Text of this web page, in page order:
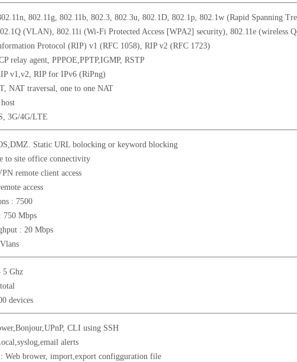
802.11g, 802.11b, 802.3, 802.3u, 802.1D, 802.1p, 802.1w (Rapid Spanning
(VLAN), 802.11i (Wi-Fi Protected Access [WPA2] security), 802.11e (wireless
Protocol (RIP) v1 (RFC 1058), RIP v2 (RFC 1723)
relay agent, PPPOE,PPTP,IGMP, RSTP
v1,v2, RIP for IPv6 (RiPng)
NAT traversal, one to one NAT
3G/4G/LTE
Static URL bolocking or keyword blocking
to site office connectivity
client access
access
: 7500
750 Mbps
: 20 Mbps
5 Ghz
devices
CLI using SSH
alerts
Web brower, import,export configguration file